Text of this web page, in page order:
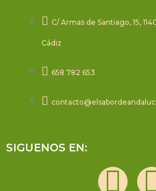
C/ Armas de Santiago, 15,
Cádiz
658 782 653
SIGUENOS EN:
F